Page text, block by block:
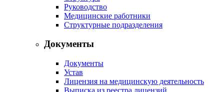
Руководство
Медицинские работники
Структурные подразделения
Документы
Документы
Устав
Лицензия на медицинскую деятельность
Выписка из реестра лицензий